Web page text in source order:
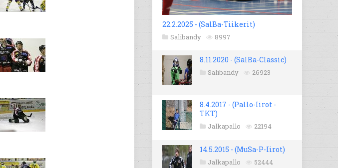
22.2.2025 - (SalBa-Tiikerit)
Salibandy 8997
8.11.2020 - (SalBa-Classic)
Salibandy 26923
8.4.2017 - (Pallo-Iirot -
TKT)
Jalkapallo 22194
14.5.2015 - (MuSa-P-Iirot)
Jalkapallo 52444